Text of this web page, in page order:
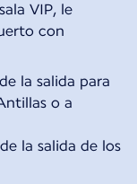
VIP, le
con
la salida para
o a
la salida de los